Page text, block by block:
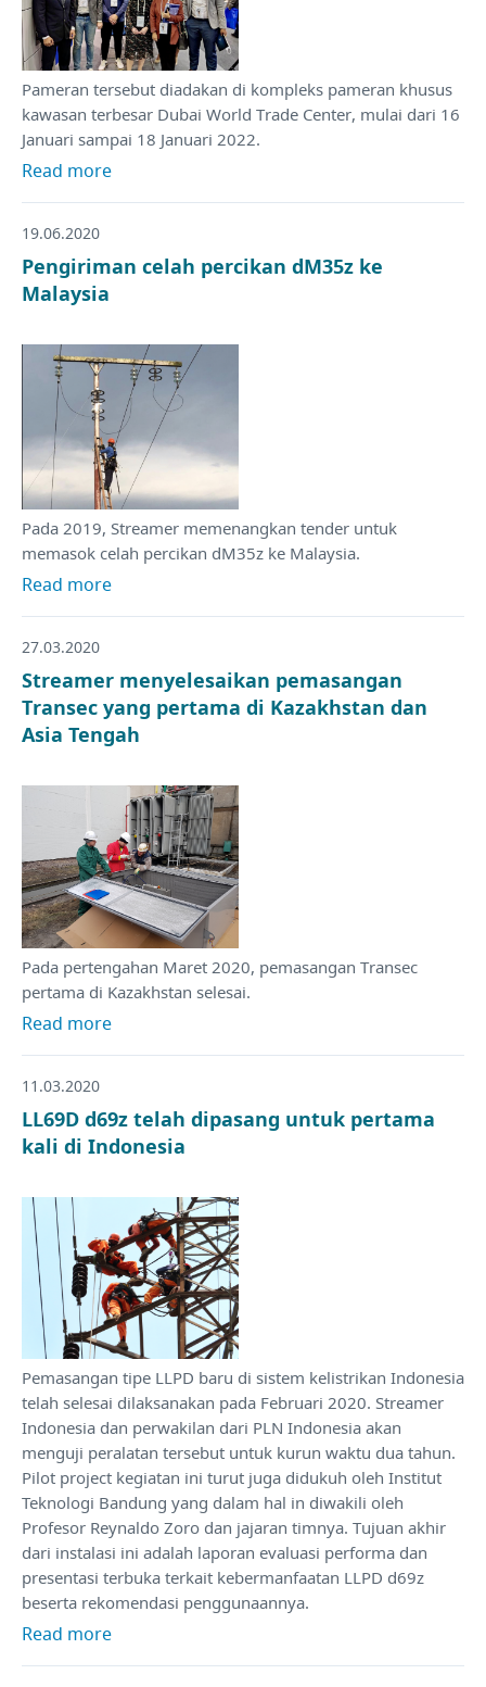
Pameran tersebut diadakan di kompleks pameran khusus
kawasan terbesar Dubai World Trade Center, mulai dari 16
Januari sampai 18 Januari 2022.
Read more
19.06.2020
Pengiriman celah percikan dM35z ke
Malaysia
Pada 2019, Streamer memenangkan tender untuk
memasok celah percikan dM35z ke Malaysia.
Read more
27.03.2020
Streamer menyelesaikan pemasangan
Transec yang pertama di Kazakhstan dan
Asia Tengah
Pada pertengahan Maret 2020, pemasangan Transec
pertama di Kazakhstan selesai.
Read more
11.03.2020
LL69D d69z telah dipasang untuk pertama
kali di Indonesia
Pemasangan tipe LLPD baru di sistem kelistrikan Indonesia
telah selesai dilaksanakan pada Februari 2020. Streamer
Indonesia dan perwakilan dari PLN Indonesia akan
menguji peralatan tersebut untuk kurun waktu dua tahun.
Pilot project kegiatan ini turut juga didukuh oleh Institut
Teknologi Bandung yang dalam hal in diwakili oleh
Profesor Reynaldo Zoro dan jajaran timnya. Tujuan akhir
dari instalasi ini adalah laporan evaluasi performa dan
presentasi terbuka terkait kebermanfaatan LLPD d69z
beserta rekomendasi penggunaannya.
Read more